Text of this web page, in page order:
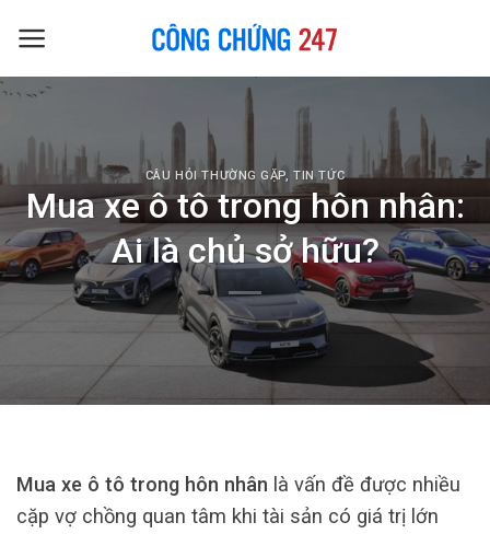
CÂU HỎI THƯỜNG GẶP,TIN TỨC
Mua xe ô tô trong hôn nhân:
Ai là chủ sở hữu?
Mua xe ô tô trong hôn nhân là vấn đề được nhiều
cặp vợ chồng quan tâm khi tài sản có giá trị lớn